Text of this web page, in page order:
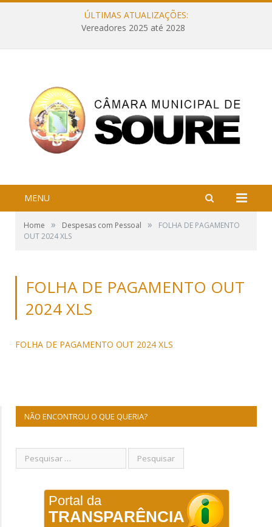
ÚLTIMAS ATUALIZAÇÕES:
Vereadores 2025 até 2028
MENU
Home » Despesas com Pessoal »
FOLHA DE PAGAMENTO
OUT 2024 XLS
FOLHA DE PAGAMENTO OUT
2024 XLS
FOLHA DE PAGAMENTO OUT 2024 XLS
NÃO ENCONTROU O QUE QUERIA?
Portal da
TRANSPARÊNCIA